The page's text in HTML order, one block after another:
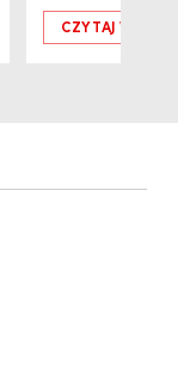
CZYTAJ WIĘCEJ